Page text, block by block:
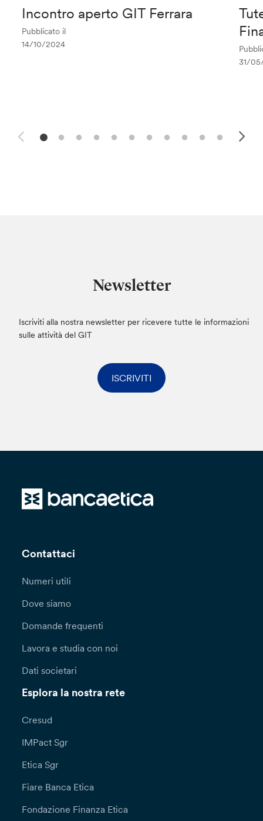
Incontro aperto GIT Ferrara
Pubblicato il
14/10/2024
31/
Newsletter
Iscriviti alla nostra newsletter per ricevere tutte le informazioni
sulle attività del GIT
ISCRIVITI
Contattaci
Numeri utili
Dove siamo
Domande frequenti
Lavora e studia con noi
Dati societari
Esplora la nostra rete
Cresud
IMPact Sgr
Etica Sgr
Fiare Banca Etica
Fondazione Finanza Etica